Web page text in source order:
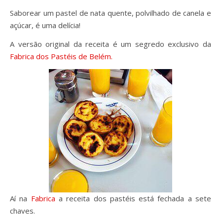
Saborear um pastel de nata quente, polvilhado de canela e
açúcar, é uma delícia!
A versão original da receita é um segredo exclusivo da
Fabrica dos Pastéis de Belém.
Aí na Fabrica a receita dos pastéis está fechada a sete
chaves.